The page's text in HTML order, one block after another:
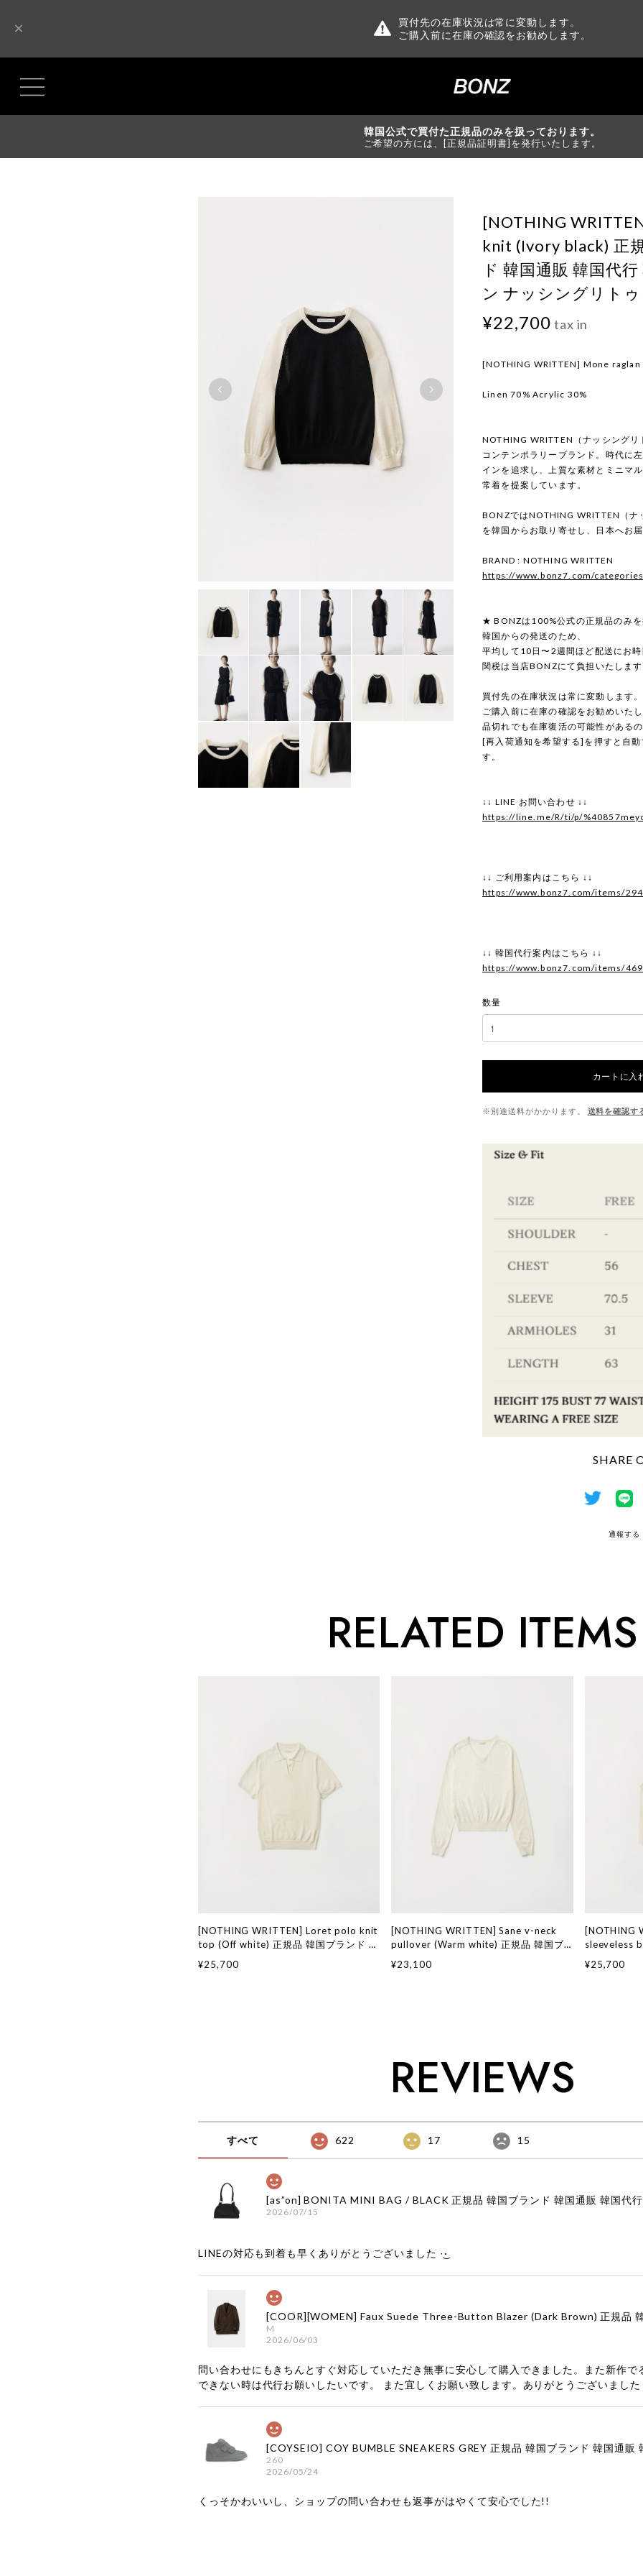
買付先の在庫状況は常に変動します。
ご購入前に在庫の確認をお勧めします。
韓国公式で買付た正規品のみを扱っております。
ご希望の方には、[正規品証明書]を発行いたします。
[NOTHING
knit (Ivory black) 正
ド 韓国通販 韓国代
ン ナッシングリト
¥22,700 tax in
[NOTHING WRITTEN] Mone
Linen 70% Acrylic 30%
NOTHING WRITTEN（ナッシング
コンテンポラリーブランド。時代に
インを追求し、上質な素材とミニマ
常着を提案しています。
BONZではNOTHING WRITTEN（ナ
を韓国からお取り寄せし、日本へお
BRAND : NOTHING WRITTEN
https://www.bonz7.com/
★ BONZは100%公式の正規品のみ
韓国からの発送のため、
平均して10日〜2週間ほど配送にお
関税は当店BONZにて負担いたしま
買付先の在庫状況は常に変動します。
ご購入前に在庫の確認をお勧めいた
品切れでも在庫復活の可能性がある
[再入荷通知を希望する]を押すと自
す。
↓↓ LINE お問い合わせ ↓↓
https://line.me/R/ti/p/
↓↓ ご利用案内はこちら ↓↓
https://www.bonz7.com/items/
↓↓ 韓国代行案内はこちら ↓↓
https://www.bonz7.com/items/
数量
カートに入
※別途送料がかかります。 送料を確認す
SHARE
通報する
RELATED ITEMS
[NOTHING WRITTEN] Loret polo knit
top (Off white) 正規品 韓国ブランド 韓
シングリトゥン 日本 店舗
¥25,700
[NOTHING WRITTEN] Sane v-neck
pullover (Warm white) 正規品 韓国ブ
ョン ナッシングリトゥン 日本 店舗
¥23,100
[NOTHING
sleeveless
ファッショ
¥25,700
REVIEWS
すべて 622 17 15
2026/07/15
LINEの対応も到着も早くありがとうございました‪ ·͜·
M
2026/06/03
問い合わせにもきちんとすぐ対応していただき無事に安心して購入できました。また新作で
できない時は代行お願いしたいです。 また宜しくお願い致します。ありがとうございました
260
2026/05/24
くっそかわいいし、ショップの問い合わせも返事がはやくて安心でした!!